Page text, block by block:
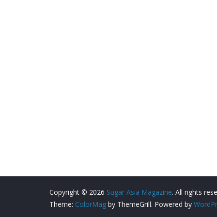
Copyright © 2026 Sugar Asia Magazine. All rights
Theme: ColorMag by ThemeGrill. Powered by